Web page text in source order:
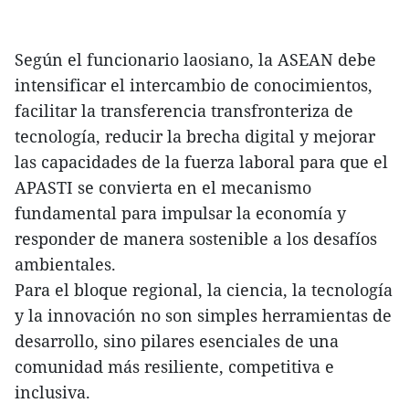
Según el funcionario laosiano, la ASEAN debe
intensificar el intercambio de conocimientos,
facilitar la transferencia transfronteriza de
tecnología, reducir la brecha digital y mejorar
las capacidades de la fuerza laboral para que el
APASTI se convierta en el mecanismo
fundamental para impulsar la economía y
responder de manera sostenible a los desafíos
ambientales.
Para el bloque regional, la ciencia, la tecnología
y la innovación no son simples herramientas de
desarrollo, sino pilares esenciales de una
comunidad más resiliente, competitiva e
inclusiva.